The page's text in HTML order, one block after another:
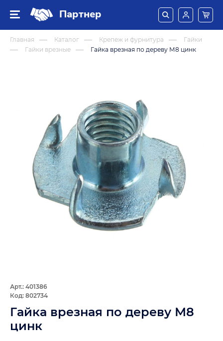
Партнер
Главная Каталог Крепеж и фурнитура
Гайки
Гайки врезные
Гайка врезная по дереву М8 цинк
Арт.: 401386
Код: 802734
Гайка врезная по дереву М8
цинк